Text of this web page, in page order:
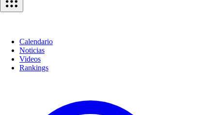
Calendario
Noticias
Videos
Rankings